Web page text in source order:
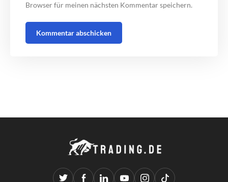
Browser für meinen nächsten Kommentar speichern.